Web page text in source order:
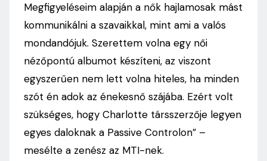
Megfigyeléseim alapján a nők hajlamosak mást
kommunikálni a szavaikkal, mint ami a valós
mondandójuk. Szerettem volna egy női
nézőpontú albumot készíteni, az viszont
egyszerűen nem lett volna hiteles, ha minden
szót én adok az énekesnő szájába. Ezért volt
szükséges, hogy Charlotte társszerzője legyen
egyes daloknak a Passive Controlon” –
mesélte a zenész az MTI-nek.